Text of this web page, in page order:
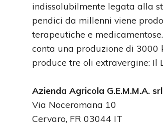
indissolubilmente legata alla
pendici da millenni viene
terapeutiche e
conta una produzione di
produce tre oli extravergine: Il
Azienda Agricola G.E.M.M.A. srl
Via Noceromana 10
Cervaro, FR 03044 IT